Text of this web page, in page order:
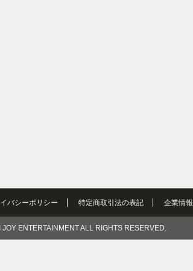
バシーポリシー 特定商取引法の表記 企業情報
ENTERTAINMENT ALL RIGHTS RESERVED.